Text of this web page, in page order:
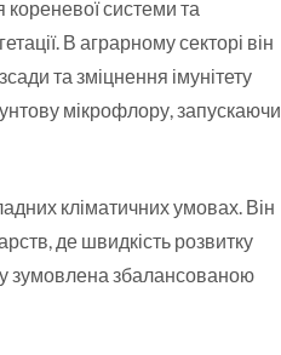
системи та
В аграрному секторі він
та зміцнення імунітету
мікрофлору, запускаючи
кліматичних умовах. Він
де швидкість розвитку
зумовлена збалансованою